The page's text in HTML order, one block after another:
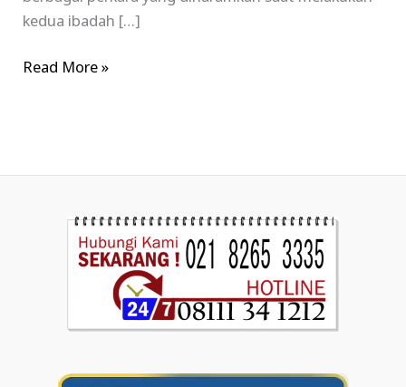
kedua ibadah […]
Read More »